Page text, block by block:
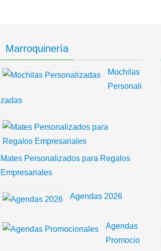
Marroquinería
Mochilas
Personali
zadas
Mates Personalizados para Regalos
Empresariales
Agendas 2026
Agendas
Promocio